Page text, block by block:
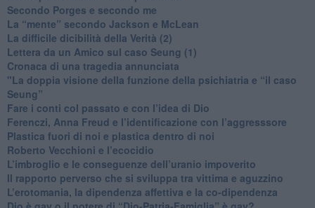
​Secondo Porges e secondo me
​La “mente” secondo Jackson e McLean
La difficile dicibilità della Verità (2)
​Lettera da un Amico sul caso Seung (1)
​Cronaca di una tragedia annunciata
"​La doppia visione della funzione della psichiatria e “il caso
Seung”
​Fare i conti col passato e con l’idea di Dio
​Ferenczi, Anna Freud e l’identificazione con l’aggresssore
Plastica fuori di noi e plastica dentro di noi
​Roberto Vecchioni e l’ecocidio
​L’imbroglio e le conseguenze dell’uranio impoverito
​Il rapporto perverso che si sviluppa tra vittima e aguzzino
L’erotomania, la dipendenza affettiva e la co-dipendenza